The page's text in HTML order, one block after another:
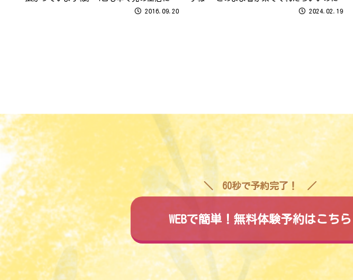
れますように・・・ お見舞い申し上げます。
2016.09.20 2024.02.19
60秒で予約完了！
WEBで簡単！無料体験予約はこちら